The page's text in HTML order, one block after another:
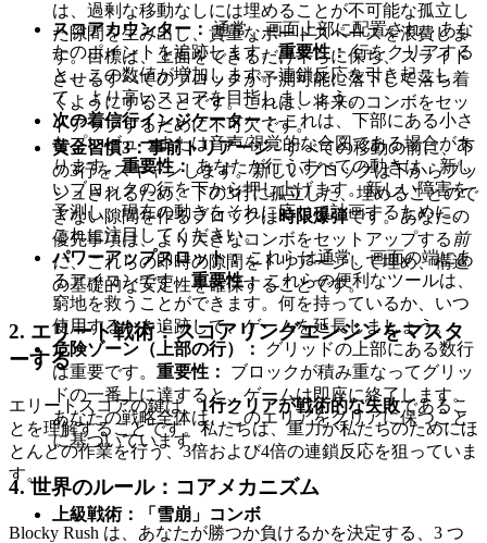
スコアカウンター： 通常、画面上部に配置され、あな
たのポイントを追跡します。重要性：行をクリアする
と、この数値が増加します。連鎖反応を引き起こし
て、より高いスコアを目指しましょう。
次の着信行インジケーター：これは、下部にある小さ
なプレビューまたは音声/視覚的な合図である場合があ
ります。重要性： あなたが行うすべての動きは、新し
いブロックの行を下から押し上げます。新しい障害を
予測し、現在の動きをそれに応じて計画するために、
これに注目してください。
パワーアップスロット：これらは通常、画面の端にあ
るアイコンです。重要性： これらの便利なツールは、
窮地を救うことができます。何を持っているか、いつ
使用するかを追跡して、ゲームを延長しましょう。
危険ゾーン（上部の行）：
グリッドの上部にある数行
は重要です。 重要性：
ブロックが積み重なってグリッ
ドの一番上に達すると、ゲームは即座に終了します。
あなたの戦略全体は、このエリアをクリアに保つこと
に基づいています。
4. 世界のルール：コアメカニズム
Blocky Rush は、あなたが勝つか負けるかを決定する、3 つ
は、過剰な移動なしには埋めることが不可能な孤立し
た隙間を生み出し、貴重なボードスペースを浪費しま
す。目標は、上面をできるだけ平らに保ち、スライド
させるすべてのブロックが予測可能に落下して落ち着
くようにすることです。これは、将来のコンボをセッ
トアップするために不可欠です。
黄金習慣3：事前トリアージ- すべての移動の前に、下
の3行をスキャンします。新しいブロックは下からプッ
シュされるため、下の3行に孤立した、埋めることので
きない隙間を作るブロックは時限爆弾です。あなたの
優先事項は、より大きなコンボをセットアップする 前
に、これらの即時の隙間をトリアージして埋め、構造
の基礎的な安定性を確保することです。
2. エリート戦術：スコアリングエンジンをマスタ
ーする
エリートスコアの鍵は、1行クリアが戦術的な失敗であるこ
とを理解することです。私たちは、重力が私たちのためにほ
とんどの作業を行う、3倍および4倍の連鎖反応を狙っていま
す。
上級戦術：「雪崩」コンボ